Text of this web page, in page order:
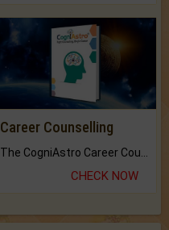
Career Counselling
The CogniAstro Career Counselling Report is the most comprehensive report available on this topic.
CHECK NOW